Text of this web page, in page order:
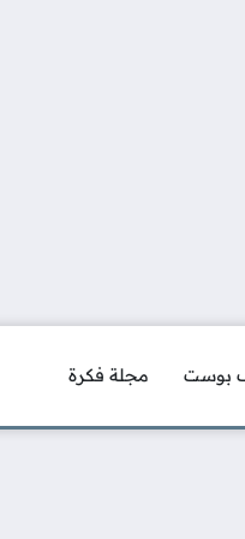
بوست مجلة فكرة